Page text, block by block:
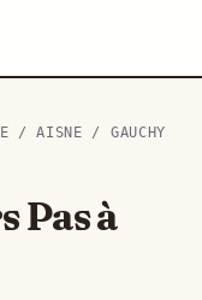
/AISNE / GAUCHY
Pas à